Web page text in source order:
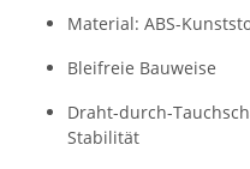
Material: ABS-
Bleifreie Bauweise
Draht-durch-
Stabilität